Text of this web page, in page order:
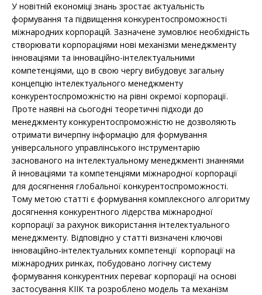
У новітній економіці знань зростає актуальність
формування та підвищення конкурентоспроможності
міжнародних корпорацій. Зазначене зумовлює необхідність
створювати корпораціями нові механізми менеджменту
інноваціями та інноваційно-інтелектуальними
компетенціями, що в свою чергу вибудовує загальну
концепцію інтелектуального менеджменту
конкурентоспроможністю на рівні окремої корпорації.
Проте наявні на сьогодні теоретичні підходи до
менеджменту конкурентоспроможністю не дозволяють
отримати вичерпну інформацію для формування
універсального управлінського інструментарію
заснованого на інтелектуальному менеджменті знаннями
й інноваціями та компетенціями міжнародної корпорації
для досягнення глобальної конкурентоспроможності.
Тому метою статті є формування комплексного алгоритму
досягнення конкурентного лідерства міжнародної
корпорації за рахунок використання інтелектуального
менеджменту. Відповідно у статті визначені ключові
інноваційно-інтелектуальних компетенції корпорації на
міжнародних ринках, побудовано логічну систему
формування конкурентних переваг корпорації на основі
застосування КІІК та розроблено модель та механізм